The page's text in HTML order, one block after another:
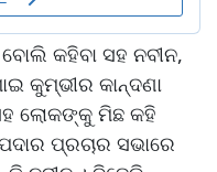
କହିବା ସହ ନବୀନ,
କୁମ୍ଭୀର କାନ୍ଦଣା
ଲୋକଙ୍କୁ ମିଛ କହି
ପ୍ରଚାର ସଭାରେ